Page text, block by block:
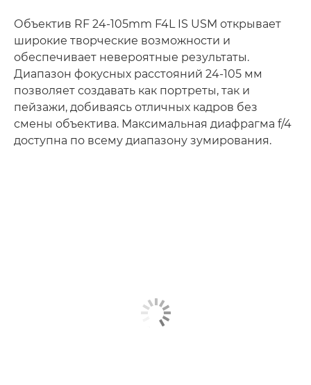
Объектив RF 24-105mm F4L IS USM открывает
широкие творческие возможности и
обеспечивает невероятные результаты.
Диапазон фокусных расстояний 24-105 мм
позволяет создавать как портреты, так и
пейзажи, добиваясь отличных кадров без
смены объектива. Максимальная диафрагма f/4
доступна по всему диапазону зумирования.